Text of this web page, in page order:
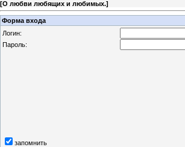
[О любви любящих и любимых.]
Форма входа
Логин:
Пароль:
запомнить